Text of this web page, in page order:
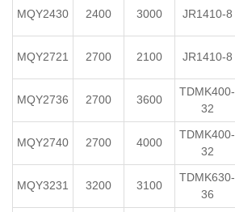
MQY2430 2400 3000 JR1410-8
MQY2721 2700 2100 JR1410-8
MQY2736 2700 3600
TDMK400-
32
MQY2740 2700 4000
TDMK400-
32
MQY3231 3200 3100
TDMK630-
36